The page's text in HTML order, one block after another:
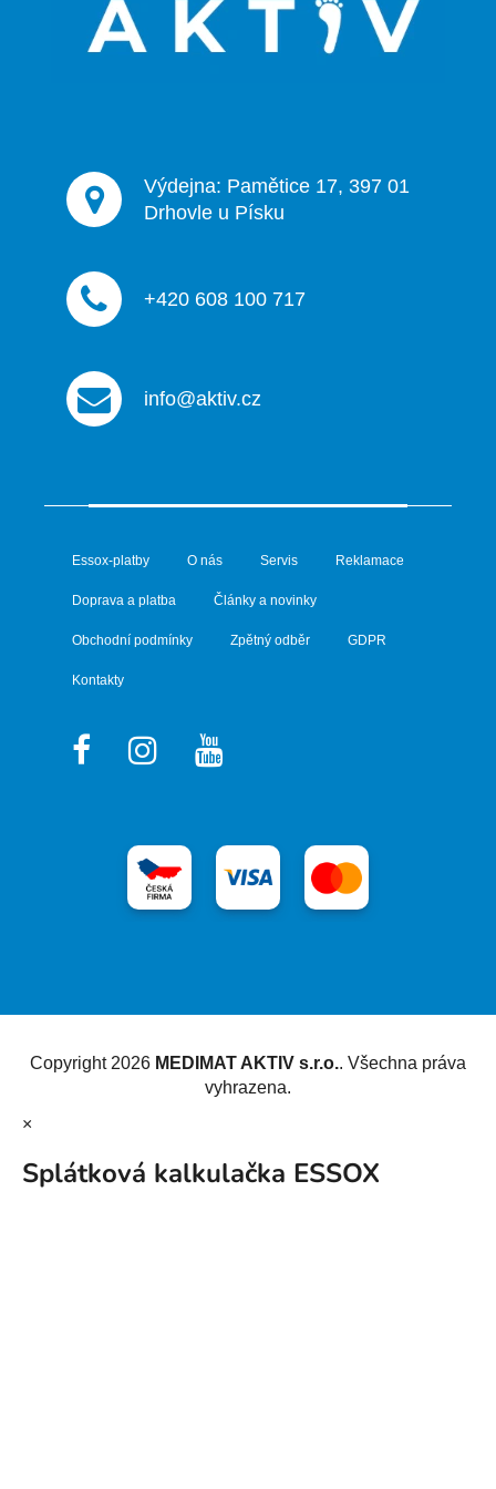
Výdejna: Pamětice 17, 397 01
Drhovle u Písku
+420 608 100 717
info@aktiv.cz
Essox-platby O nás Servis Reklamace
Doprava a platba Články a novinky
Obchodní podmínky Zpětný odběr GDPR
Kontakty
Copyright 2026 MEDIMAT AKTIV s.r.o.. Všechna práva
vyhrazena.
×
Splátková kalkulačka ESSOX